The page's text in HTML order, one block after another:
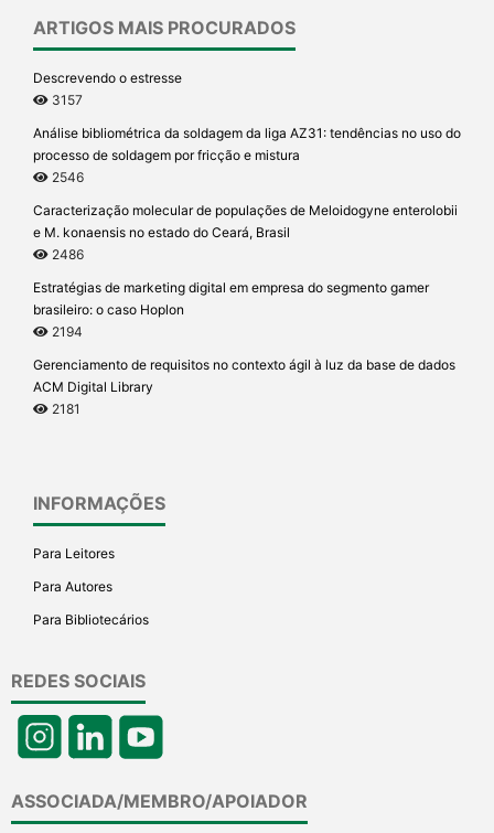
ARTIGOS MAIS PROCURADOS
Descrevendo o estresse
3157
Análise bibliométrica da soldagem da liga AZ31: tendências no uso do
processo de soldagem por fricção e mistura
2546
Caracterização molecular de populações de Meloidogyne enterolobii
e M. konaensis no estado do Ceará, Brasil
2486
Estratégias de marketing digital em empresa do segmento gamer
brasileiro: o caso Hoplon
2194
Gerenciamento de requisitos no contexto ágil à luz da base de dados
ACM Digital Library
2181
INFORMAÇÕES
Para Leitores
Para Autores
Para Bibliotecários
REDES SOCIAIS
ASSOCIADA/MEMBRO/APOIADOR